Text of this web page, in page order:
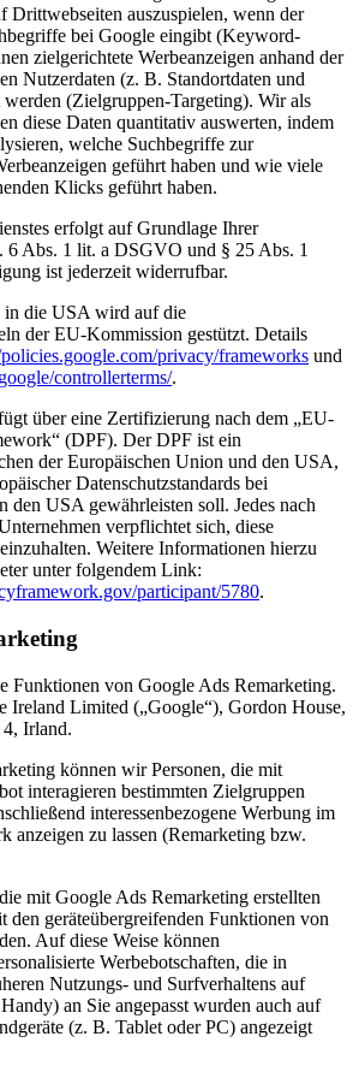
Drittwebseiten auszuspielen, wenn der
bei Google eingibt (Keyword-
zielgerichtete Werbeanzeigen anhand der
Nutzerdaten (z. B. Standortdaten und
werden (Zielgruppen-Targeting). Wir als
diese Daten quantitativ auswerten, indem
welche Suchbegriffe zur
geführt haben und wie viele
Klicks geführt haben.
erfolgt auf Grundlage Ihrer
Abs. 1 lit. a DSGVO und § 25 Abs. 1
ist jederzeit widerrufbar.
in die USA wird auf die
der EU-Kommission gestützt. Details
privacy/frameworks und
controllerterms/.
über eine Zertifizierung nach dem „EU-
(DPF). Der DPF ist ein
der Europäischen Union und den USA,
Datenschutzstandards bei
den USA gewährleisten soll. Jedes nach
verpflichtet sich, diese
Weitere Informationen hierzu
unter folgendem Link:
participant/5780.
Funktionen von Google Ads Remarketing.
Ireland Limited („Google“), Gordon House,
Irland.
können wir Personen, die mit
interagieren bestimmten Zielgruppen
interessenbezogene Werbung im
anzeigen zu lassen (Remarketing bzw.
mit Google Ads Remarketing erstellten
den geräteübergreifenden Funktionen von
Auf diese Weise können
Werbebotschaften, die in
Nutzungs- und Surfverhaltens auf
an Sie angepasst wurden auch auf
(z. B. Tablet oder PC) angezeigt